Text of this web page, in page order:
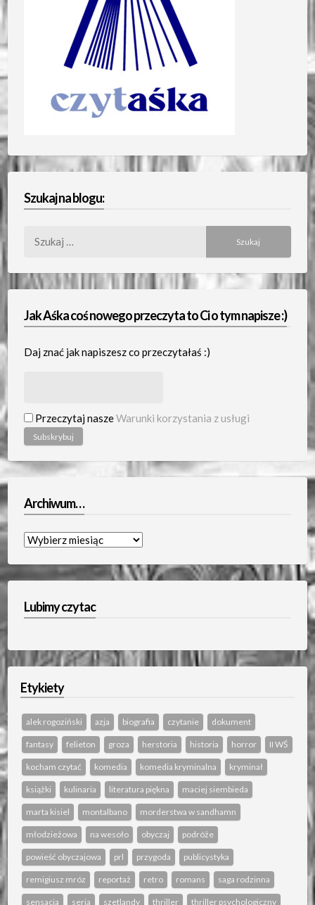
Szukaj na blogu:
Jak Aśka coś nowego przeczyta to Ci o tym napisze :)
Daj znać jak napiszesz co przeczytałaś :)
Przeczytaj naszeWarunki korzystania z usługi
Archiwum…
Archiwum…
Lubimy czytac
Etykiety
alek rogoziński azja biografia czytanie dokument
fantasy felieton groza herstoria historia horror II WŚ
kocham czytać komedia komedia kryminalna kryminał
książki kulinaria literatura piękna maciej siembieda
marta kisiel montalbano morderstwa w sandhamn
młodzieżowa na wesoło obyczaj podróże
powieść obyczajowa prl przygoda publicystyka
remigiusz mróz reportaż retro romans saga rodzinna
sensacja seria szetlandy thriller thriller psychologiczny